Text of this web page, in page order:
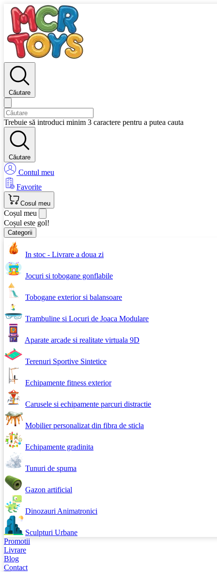
Căutare
Trebuie să introduci minim 3 caractere pentru a putea cauta
Căutare
Contul meu
Favorite
Cosul meu
Coșul meu
Coșul este gol!
Categorii
In stoc - Livrare a doua zi
Jocuri si tobogane gonflabile
Tobogane exterior si balansoare
Trambuline si Locuri de Joaca Modulare
Aparate arcade si realitate virtuala 9D
Terenuri Sportive Sintetice
Echipamente fitness exterior
Carusele si echipamente parcuri distractie
Mobilier personalizat din fibra de sticla
Echipamente gradinita
Tunuri de spuma
Gazon artificial
Dinozauri Animatronici
Sculpturi Urbane
Promotii
Livrare
Blog
Contact